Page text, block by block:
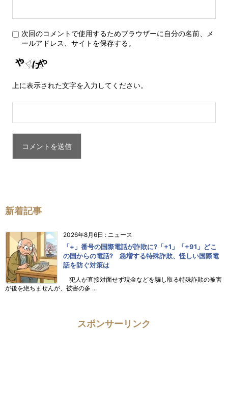
次回のコメントで使用するためブラウザーに自分の名前、メ
ールアドレス、サイトを保存する。
上に表示された文字を入力してください。
新着記事
2026年8月6日 : ニュース
「+」番号の国際電話が詐欺に?「+1」「+91」どこ
の国からの電話? 急増する特殊詐欺、怪しい国際電
話を防ぐ対策は
犯人が直接対面せず現金などを騙し取る特殊詐欺の被害
が後を絶ちませんが、被害の多 ...
スポンサーリンク